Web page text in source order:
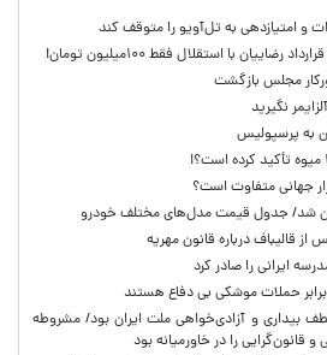
و امتیازدهی به تل‌آویو را متوقف کند
با استقلال فقط ۱۰۰میلیون تومان!
مجلس بازگشت
نگیرید
به پرسپولیس
جهانی متفاوت است؟
قالیباف درباره قانون مهریه
ایرانی را صادر کرد
حملات موشکی بی دفاع هستند
بیداری و آزادی‌خواهی ملت ایران بود/ مشروطه
قانون‌گرایی را در خاورمیانه بود